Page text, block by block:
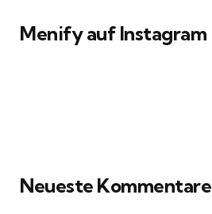
Menify auf Instagram
Neueste Kommentare